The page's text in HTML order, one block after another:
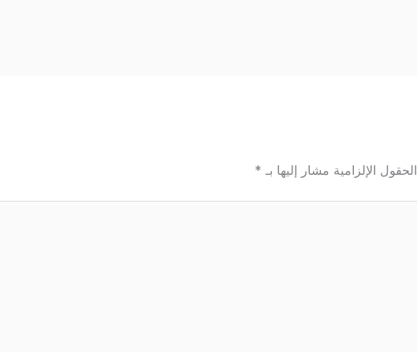
الحقول الإلزامية مشار إليها بـ *